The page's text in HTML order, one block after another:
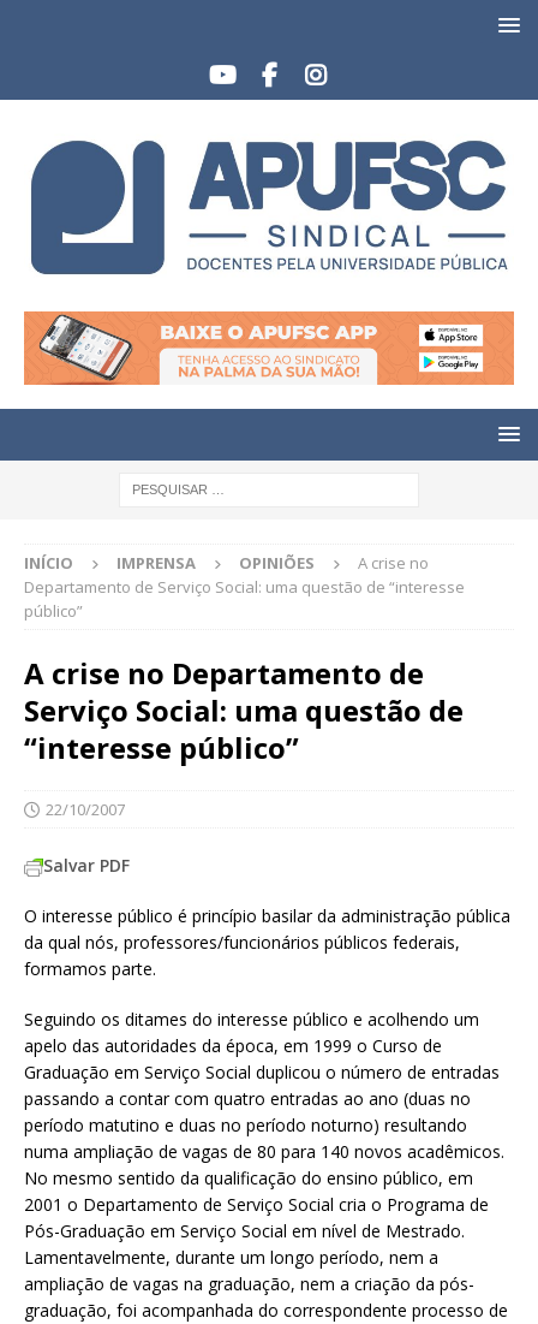
INÍCIO IMPRENSA OPINIÕES
A crise no
Departamento de Serviço Social: uma questão de “interesse
público”
A crise no Departamento de
Serviço Social: uma questão de
“interesse público”
22/10/2007
Salvar PDF
O interesse público é princípio basilar da administração pública
da qual nós, professores/funcionários públicos federais,
formamos parte.
Seguindo os ditames do interesse público e acolhendo um
apelo das autoridades da época, em 1999 o Curso de
Graduação em Serviço Social duplicou o número de entradas
passando a contar com quatro entradas ao ano (duas no
período matutino e duas no período noturno) resultando
numa ampliação de vagas de 80 para 140 novos acadêmicos.
No mesmo sentido da qualificação do ensino público, em
2001 o Departamento de Serviço Social cria o Programa de
Pós-Graduação em Serviço Social em nível de Mestrado.
Lamentavelmente, durante um longo período, nem a
ampliação de vagas na graduação, nem a criação da pós-
graduação, foi acompanhada do correspondente processo de